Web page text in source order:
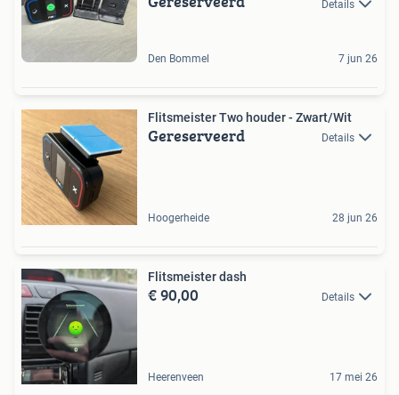
Details
Den Bommel 7 jun 26
Flitsmeister Two houder - Zwart/Wit
Gereserveerd Details
Hoogerheide 28 jun 26
Flitsmeister dash
€ 90,00 Details
Heerenveen 17 mei 26